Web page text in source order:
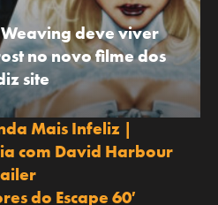
deve viver
no novo filme dos
site
Mais Infeliz |
com David Harbour
do Escape 60′